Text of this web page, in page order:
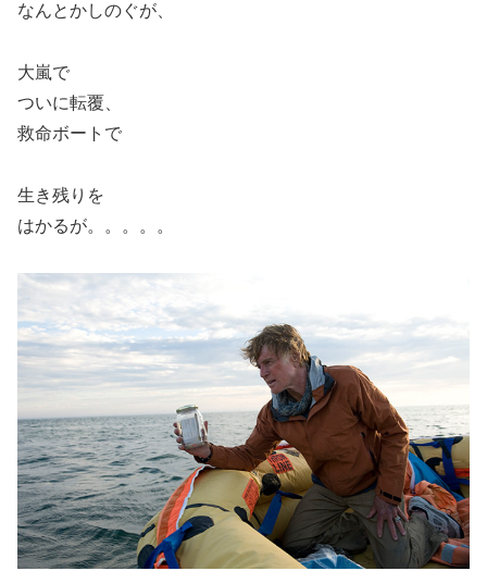
なんとかしのぐが、
大嵐で
ついに転覆、
救命ボートで
生き残りを
はかるが。。。。。